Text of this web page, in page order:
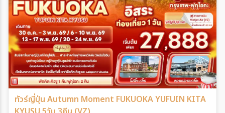
ทัวร์ญี่ปุ่น Autumn Moment FUKUOKA YUFUIN KITA